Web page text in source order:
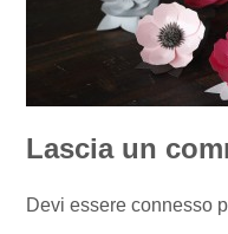
Lascia un
Devi essereconnesso